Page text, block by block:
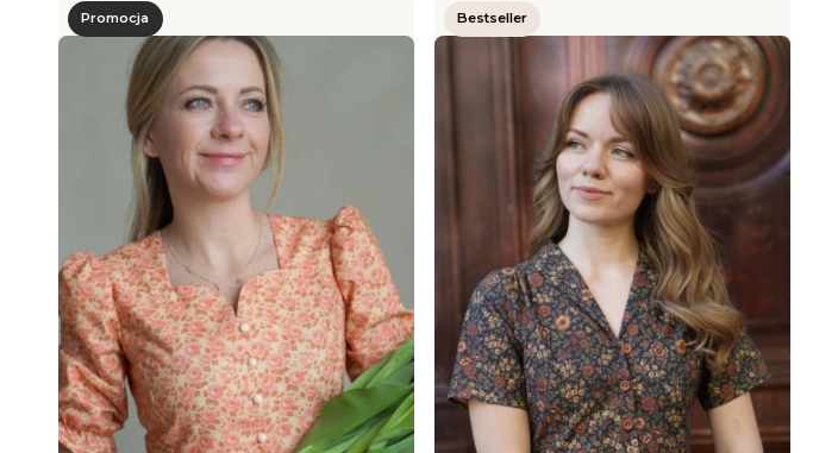
Promocja Bestseller